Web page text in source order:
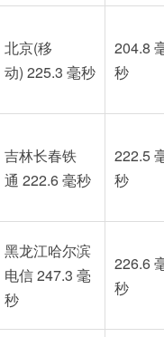
北京(移
动) 225.3 毫秒
204.8
秒
吉林长春铁
通 222.6 毫秒
222.5
秒
黑龙江哈尔滨
电信 247.3 毫
秒
226.6
秒